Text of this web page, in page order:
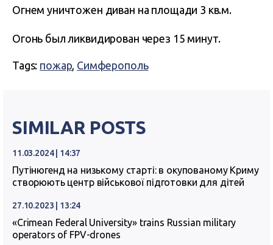
Огнем уничтожен диван на площади 3 кв.м.
Огонь был ликвидирован через 15 минут.
Tags: пожар, Симферополь
SIMILAR POSTS
11.03.2024 | 14:37
Путінюгенд на низькому старті: в окупованому Криму
створюють центр військової підготовки для дітей
27.10.2023 | 13:24
«Crimean Federal University» trains Russian military
operators of FPV-drones